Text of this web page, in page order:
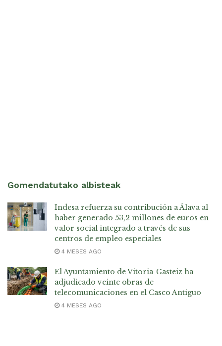
Gomendatutako albisteak
Indesa refuerza su contribución a Álava al
haber generado 53,2 millones de euros en
valor social integrado a través de sus
centros de empleo especiales
4 MESES AGO
El Ayuntamiento de Vitoria-Gasteiz ha
adjudicado veinte obras de
telecomunicaciones en el Casco Antiguo
4 MESES AGO